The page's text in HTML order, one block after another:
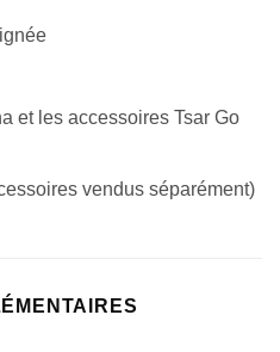
et les accessoires Tsar Go
vendus séparément)